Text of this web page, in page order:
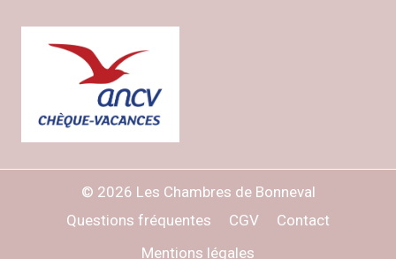
© 2026 Les Chambres de Bonneval
Questions fréquentes
CGV
Contact
Mentions légales